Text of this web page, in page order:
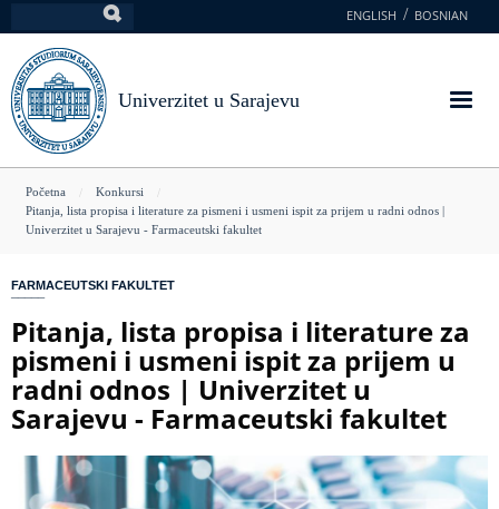
na
glavni
sadržaj
ENGLISH BOSNIAN
Univerzitet u Sarajevu
You
are
Početna
Konkursi
Pitanja, lista propisa i literature za pismeni i usmeni ispit za prijem u radni odnos |
Univerzitet u Sarajevu - Farmaceutski fakultet
FARMACEUTSKI FAKULTET
Pitanja, lista propisa i literature za
pismeni i usmeni ispit za prijem u
radni odnos | Univerzitet u
Sarajevu - Farmaceutski fakultet